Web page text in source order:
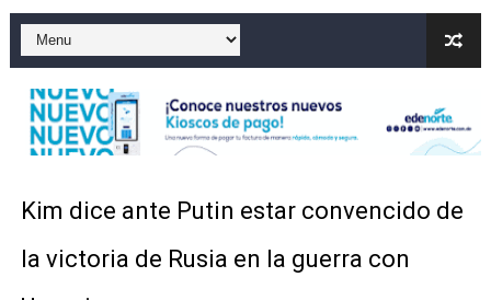
El precio del brent cayó un 7,05 % a 83,77 dólares por
Un sismo de magnitud 3,4 se registra en una provincia
Incendio en Grecia quema 12,600 hectáreas y obliga a
Pacheman apuesta por la evolución del merengue
Un derrumbe en el centro de Cuba deja dos personas
Condenan a dos 'streamers' franceses por torturar
Kim dice ante Putin estar convencido de
la victoria de Rusia en la guerra con